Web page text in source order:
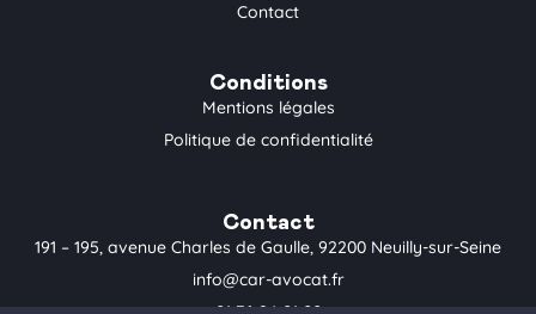
Contact
Conditions
Mentions légales
Politique de confidentialité
Contact
191 – 195, avenue Charles de Gaulle, 92200 Neuilly-sur-Seine
info@car-avocat.fr